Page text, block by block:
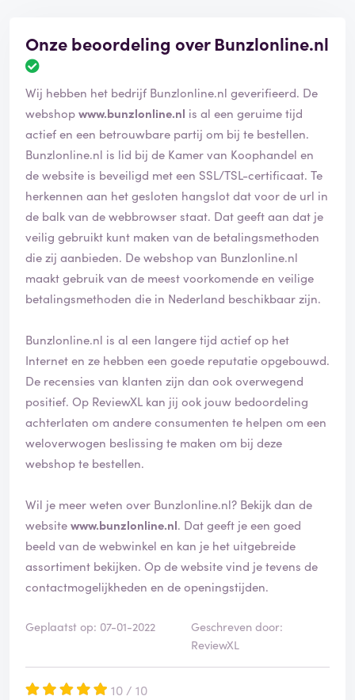
Onze beoordeling over Bunzlonline.nl
Wij hebben het bedrijf Bunzlonline.nl geverifieerd. De
webshopwww.bunzlonline.nl is al een geruime tijd
actief en een betrouwbare partij om bij te bestellen.
Bunzlonline.nl is lid bij de Kamer van Koophandel en
de website is beveiligd met een SSL/TSL-certificaat. Te
herkennen aan het gesloten hangslot dat voor de url in
de balk van de webbrowser staat. Dat geeft aan dat je
veilig gebruikt kunt maken van de betalingsmethoden
die zij aanbieden. De webshop van Bunzlonline.nl
maakt gebruik van de meest voorkomende en veilige
betalingsmethoden die in Nederland beschikbaar zijn.
Bunzlonline.nl is al een langere tijd actief op het
Internet en ze hebben een goede reputatie opgebouwd.
De recensies van klanten zijn dan ook overwegend
positief. Op ReviewXL kan jij ook jouw bedoordeling
achterlaten om andere consumenten te helpen om een
weloverwogen beslissing te maken om bij deze
webshop te bestellen.
Wil je meer weten over Bunzlonline.nl? Bekijk dan de
websitewww.bunzlonline.nl. Dat geeft je een goed
beeld van de webwinkel en kan je het uitgebreide
assortiment bekijken. Op de website vind je tevens de
contactmogelijkheden en de openingstijden.
Geplaatst op: 07-01-2022
Geschreven door:
ReviewXL
10 / 10